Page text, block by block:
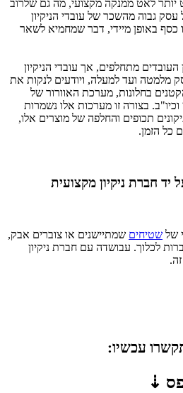
יותר לאט ממנקה מקצועי, מה גם שלרוב
גבוה מהשכר של עובדי הניקיון
כסף באופן מיידי, דבר שמחמיא לשאר
העובדים מתחלפים, אך עובדי הניקיון
מלמטה ועד למעלה, ויודעים לנקות את
בחלונות, מערכת האוורור של
בצורה זו מערכות אלו נשמרות
תכופים והחלפה של מוצרים אלו,
כל הזמן.
יד חברת ניקיון מקצועית
של שטיחים שמתיישנים או צוברים אבק,
לכלוך. עבושדה עם חברת ניקיון
עכשיו:
⇣